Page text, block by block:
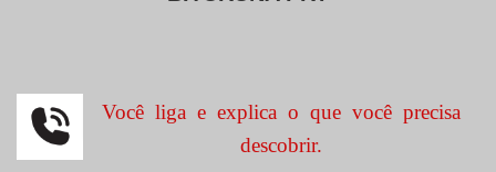
Você liga e explica o que você precisa
descobrir.